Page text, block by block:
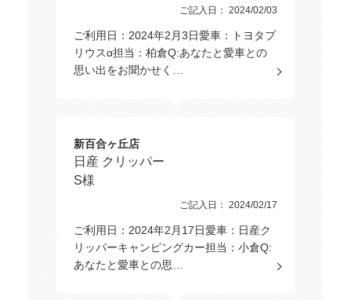
ご記入日： 2024/02/03
ご利用日：2024年2月3日愛車：トヨタプ
リウスα担当：柏倉Q:あなたと愛車との
思い出をお聞かせく…
新百合ヶ丘店
日産 クリッパー
S様
ご記入日： 2024/02/17
ご利用日：2024年2月17日愛車：日産ク
リッパーキャンピングカー担当：小倉Q:
あなたと愛車との思…